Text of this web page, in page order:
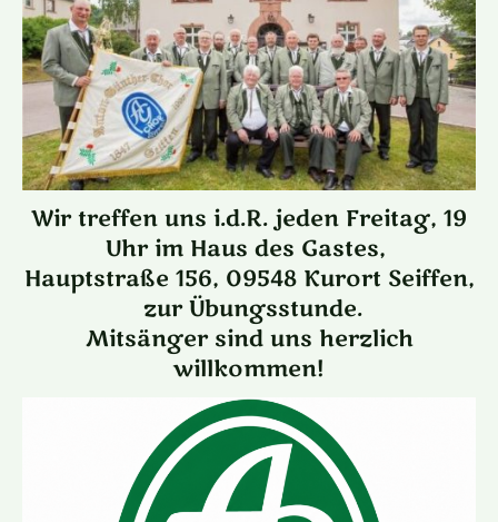
Wir treffen uns i.d.R. jeden Freitag, 19
Uhr im Haus des Gastes,
Hauptstraße 156, 09548 Kurort Seiffen,
zur Übungsstunde.
Mitsänger sind uns herzlich
willkommen!